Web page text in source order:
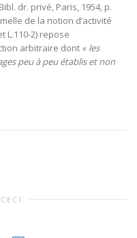
dr. privé, Paris, 1954, p.
de la notion d’activité
L.110-2) repose
arbitraire dont « les
peu à peu établis et non